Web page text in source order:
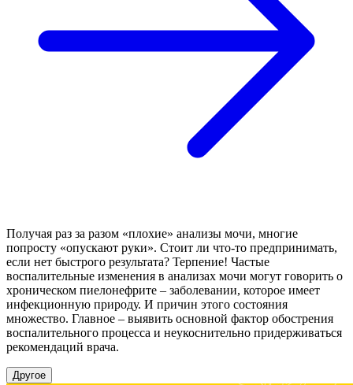
Получая раз за разом «плохие» анализы мочи, многие
попросту «опускают руки». Стоит ли что-то предпринимать,
если нет быстрого результата? Терпение! Частые
воспалительные изменения в анализах мочи могут говорить о
хроническом пиелонефрите – заболевании, которое имеет
инфекционную природу. И причин этого состояния
множество. Главное – выявить основной фактор обострения
воспалительного процесса и неукоснительно придерживаться
рекомендаций врача.
Другое